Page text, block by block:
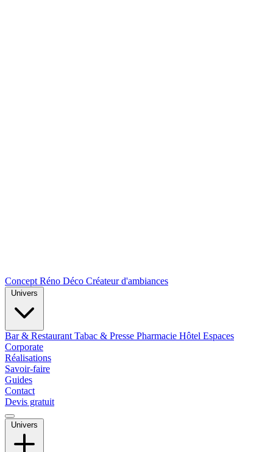
Concept Réno Déco Créateur d'ambiances
Bar & Restaurant Tabac & Presse Pharmacie Hôtel Espaces
Corporate
Réalisations
Savoir-faire
Guides
Contact
Devis gratuit
Univers